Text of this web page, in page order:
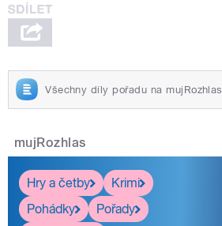
Všechny díly pořadu na mujRozhlas
mujRozhlas
Hry a četby
Krimi
Pohádky
Pořady